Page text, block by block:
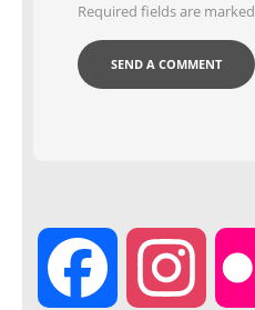
Required fields are marked